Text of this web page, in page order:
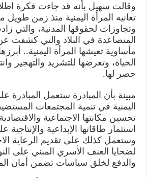
وقالت سهيل بأنه قد جاءت فكرة
تعانيه المرأة اليمنية منذ زمن طويل
وتجاوزات لحقوقها المدنية، والتي
المتصاعدة في البلاد والتي كشفت
مأساوية تعيشها المرأة اليمنية..
الحياة، وتعرضها للتشريد والتهجير
حصر لها.
مبينة بأن المبادرة ستعمل المبادرة
اليمنية في تنمية المجتمعات
تحسين مكانتها الاجتماعية
استثمار طاقاتها الإبداعية
وستعمل كذلك على تقديم الرعاية
لضحايا العنف الأسري المبني على
والدفع لخلق سياسات تضمن أمان